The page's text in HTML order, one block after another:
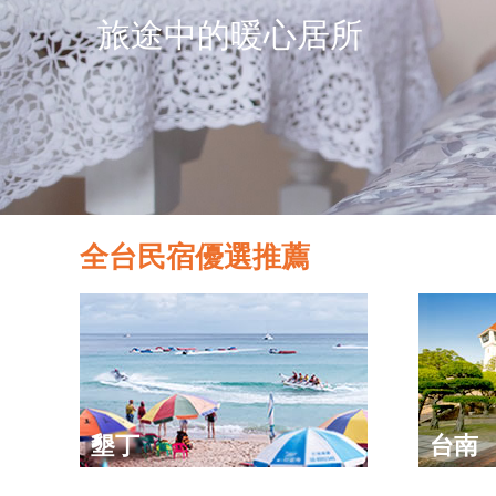
旅途中的暖心居所
全台民宿優選推薦
墾丁 台南